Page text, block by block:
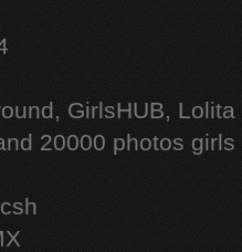
GirlsHUB, Lolita
20000 photos